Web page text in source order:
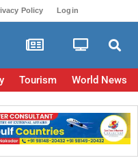
Policy Login
Tourism World News